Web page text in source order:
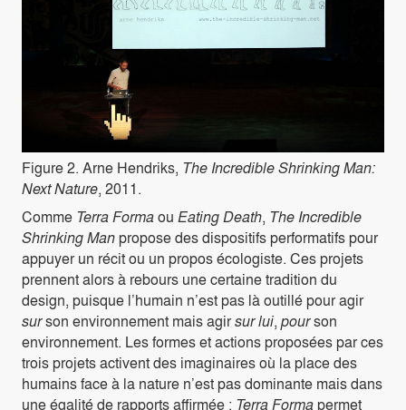
Figure 2. Arne Hendriks, The Incredible Shrinking Man:
Next Nature, 2011.
Comme Terra Formaou Eating Death, The Incredible
Shrinking Man propose des dispositifs performatifs pour
appuyer un récit ou un propos écologiste. Ces projets
prennent alors à rebours une certaine tradition du
design, puisque l’humain n’est pas là outillé pour agir
surson environnement mais agirsur lui, pourson
environnement. Les formes et actions proposées par ces
trois projets activent des imaginaires où la place des
humains face à la nature n’est pas dominante mais dans
une égalité de rapports affirmée : Terra Forma permet